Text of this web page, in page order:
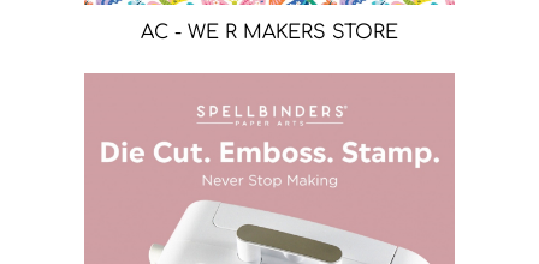
AC - WE R MAKERS STORE